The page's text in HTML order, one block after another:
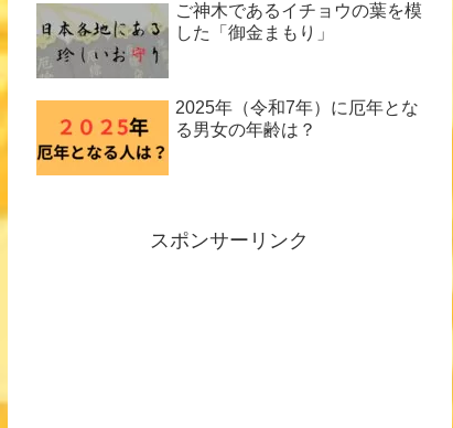
ご神木であるイチョウの葉を模
した「御金まもり」
2025年（令和7年）に厄年とな
る男女の年齢は？
スポンサーリンク